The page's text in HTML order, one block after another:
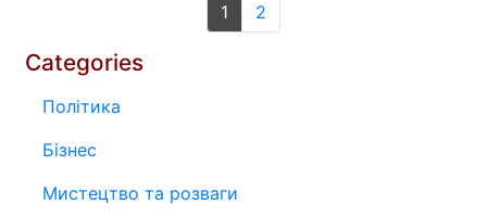
1 2
Categories
Політика
Бізнес
Мистецтво та розваги